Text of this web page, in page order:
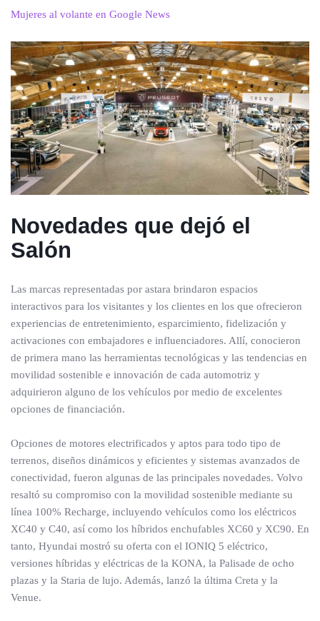
Mujeres al volante en Google News
Novedades que dejó el
Salón
Las marcas representadas por astara brindaron espacios
interactivos para los visitantes y los clientes en los que ofrecieron
experiencias de entretenimiento, esparcimiento, fidelización y
activaciones con embajadores e influenciadores. Allí, conocieron
de primera mano las herramientas tecnológicas y las tendencias en
movilidad sostenible e innovación de cada automotriz y
adquirieron alguno de los vehículos por medio de excelentes
opciones de financiación.
Opciones de motores electrificados y aptos para todo tipo de
terrenos, diseños dinámicos y eficientes y sistemas avanzados de
conectividad, fueron algunas de las principales novedades. Volvo
resaltó su compromiso con la movilidad sostenible mediante su
línea 100% Recharge, incluyendo vehículos como los eléctricos
XC40 y C40, así como los híbridos enchufables XC60 y XC90. En
tanto, Hyundai mostró su oferta con el IONIQ 5 eléctrico,
versiones híbridas y eléctricas de la KONA, la Palisade de ocho
plazas y la Staria de lujo. Además, lanzó la última Creta y la
Venue.